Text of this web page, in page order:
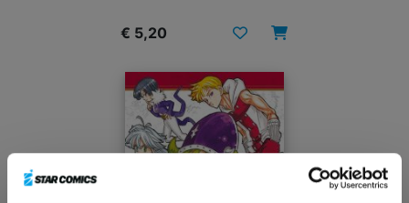
€ 5,20